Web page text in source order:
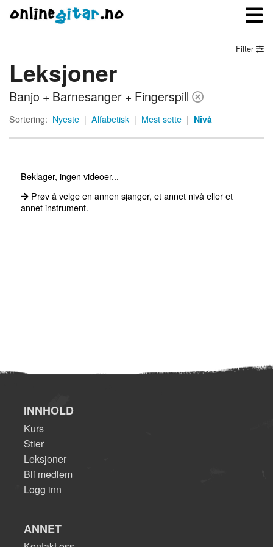
Meny
Logg inn
Filter
Leksjoner
Banjo + Barnesanger + Fingerspill
Sortering: Nyeste | Alfabetisk | Mest sette | Nivå
Beklager, ingen videoer...
Prøv å velge en annen sjanger, et annet nivå eller et
annet instrument.
INNHOLD
Kurs
Stier
Leksjoner
Bli medlem
Logg inn
ANNET